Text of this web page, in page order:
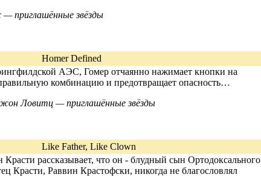
приглашённые звёзды
Homer Defined
АЭС, Гомер отчаянно нажимает кнопки на
комбинацию и предотвращает опасность…
Ловитц — приглашённые звёзды
Like Father, Like Clown
рассказывает, что он - блудный сын Ортодоксального
Красти, Раввин Крастофски, никогда не благословлял